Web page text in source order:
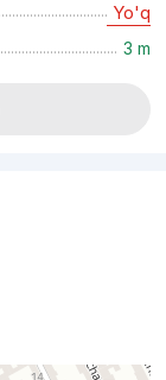
Yo'q
3 m